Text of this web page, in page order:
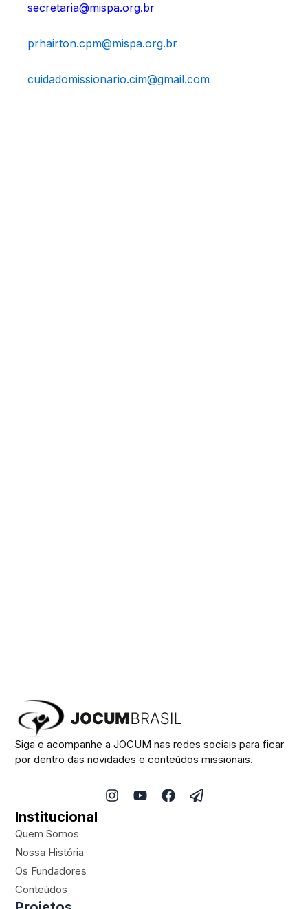
secretaria@mispa.org.br
prhairton.cpm@mispa.org.br
cuidadomissionario.cim@gmail.com
Siga e acompanhe a JOCUM nas redes sociais para ficar
por dentro das novidades e conteúdos missionais.
I
n
Y
o
F
a
P
a
Institucional
Quem Somos
Nossa História
Os Fundadores
Conteúdos